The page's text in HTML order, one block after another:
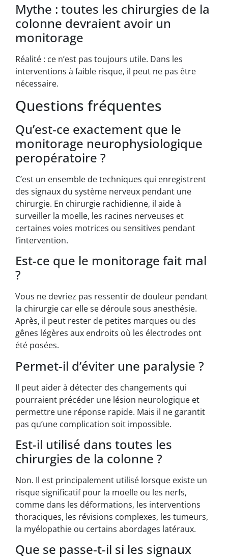
Mythe : toutes les chirurgies de la
colonne devraient avoir un
monitorage
Réalité : ce n’est pas toujours utile. Dans les
interventions à faible risque, il peut ne pas être
nécessaire.
Questions fréquentes
Qu’est-ce exactement que le
monitorage neurophysiologique
peropératoire ?
C’est un ensemble de techniques qui enregistrent
des signaux du système nerveux pendant une
chirurgie. En chirurgie rachidienne, il aide à
surveiller la moelle, les racines nerveuses et
certaines voies motrices ou sensitives pendant
l’intervention.
Est-ce que le monitorage fait mal
?
Vous ne devriez pas ressentir de douleur pendant
la chirurgie car elle se déroule sous anesthésie.
Après, il peut rester de petites marques ou des
gênes légères aux endroits où les électrodes ont
été posées.
Permet-il d’éviter une paralysie ?
Il peut aider à détecter des changements qui
pourraient précéder une lésion neurologique et
permettre une réponse rapide. Mais il ne garantit
pas qu’une complication soit impossible.
Est-il utilisé dans toutes les
chirurgies de la colonne ?
Non. Il est principalement utilisé lorsque existe un
risque significatif pour la moelle ou les nerfs,
comme dans les déformations, les interventions
thoraciques, les révisions complexes, les tumeurs,
la myélopathie ou certains abordages latéraux.
Que se passe-t-il si les signaux